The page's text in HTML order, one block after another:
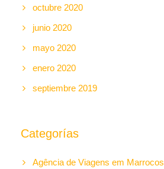
octubre 2020
junio 2020
mayo 2020
enero 2020
septiembre 2019
Categorías
Agência de Viagens em Marrocos